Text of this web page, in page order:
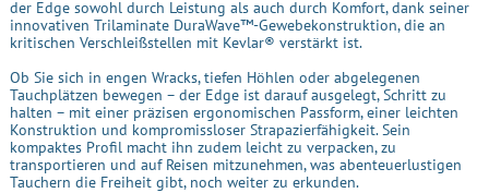
der Edge sowohl durch Leistung als auch durch Komfort, dank seiner
innovativen Trilaminate DuraWave™-Gewebekonstruktion, die an
kritischen Verschleißstellen mit Kevlar® verstärkt ist.
Ob Sie sich in engen Wracks, tiefen Höhlen oder abgelegenen
Tauchplätzen bewegen – der Edge ist darauf ausgelegt, Schritt zu
halten – mit einer präzisen ergonomischen Passform, einer leichten
Konstruktion und kompromissloser Strapazierfähigkeit. Sein
kompaktes Profil macht ihn zudem leicht zu verpacken, zu
transportieren und auf Reisen mitzunehmen, was abenteuerlustigen
Tauchern die Freiheit gibt, noch weiter zu erkunden.